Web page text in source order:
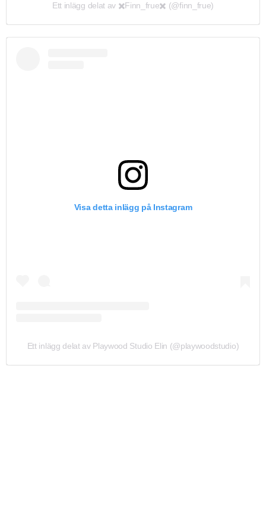
Ett inlägg delat av ✖️Finn_frue✖️ (@finn_frue)
Visa detta inlägg på Instagram
Ett inlägg delat av Playwood Studio Elin (@playwoodstudio)